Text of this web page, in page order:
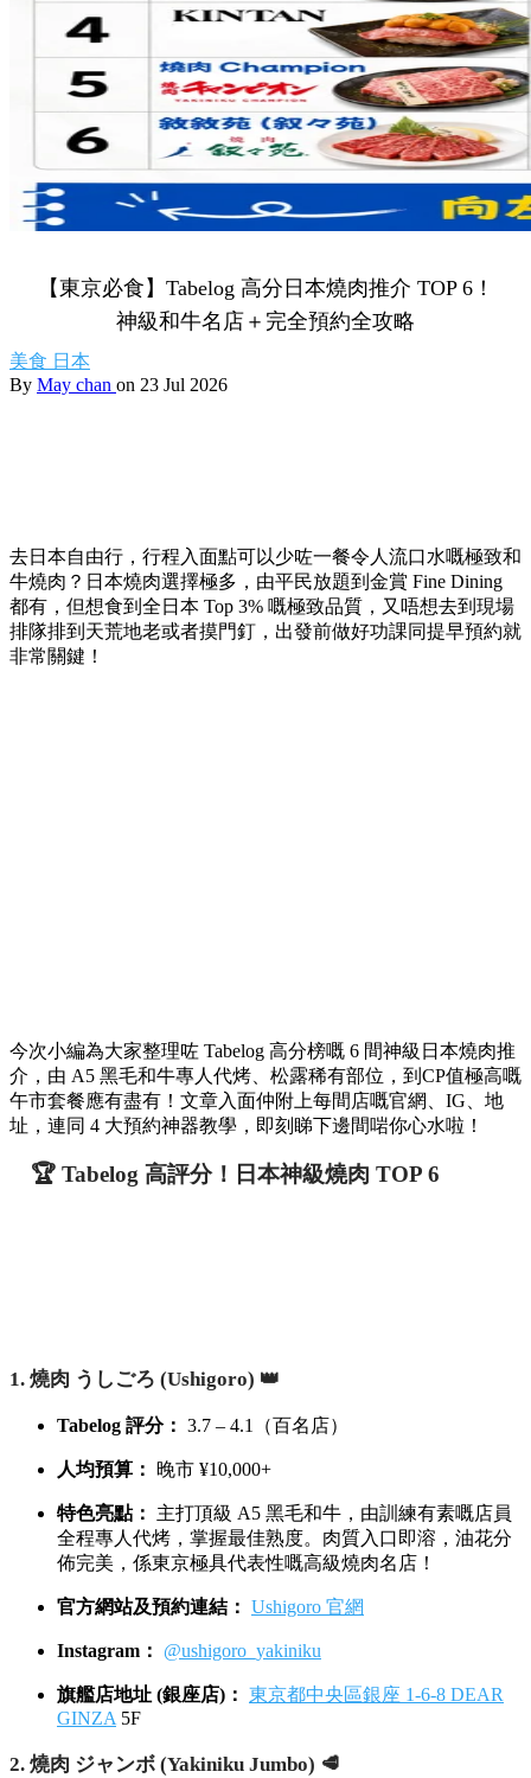
【東京必食】Tabelog 高分日本燒肉推介 TOP 6！
神級和牛名店＋完全預約全攻略
美食 日本
By May chan on 23 Jul 2026
去日本自由行，行程入面點可以少咗一餐令人流口水嘅極致和
牛燒肉？日本燒肉選擇極多，由平民放題到金賞 Fine Dining
都有，但想食到全日本 Top 3% 嘅極致品質，又唔想去到現場
排隊排到天荒地老或者摸門釘，出發前做好功課同提早預約就
非常關鍵！
今次小編為大家整理咗 Tabelog 高分榜嘅 6 間神級日本燒肉推
介，由 A5 黑毛和牛專人代烤、松露稀有部位，到CP值極高嘅
午市套餐應有盡有！文章入面仲附上每間店嘅官網、IG、地
址，連同 4 大預約神器教學，即刻睇下邊間啱你心水啦！
🏆 Tabelog 高評分！日本神級燒肉 TOP 6
1. 燒肉 うしごろ (Ushigoro) 👑
Tabelog 評分： 3.7 – 4.1（百名店）
人均預算： 晚市 ¥10,000+
特色亮點：
主打頂級 A5 黑毛和牛，由訓練有素嘅店員
全程專人代烤，掌握最佳熟度。肉質入口即溶，油花分
佈完美，係東京極具代表性嘅高級燒肉名店！
官方網站及預約連結： Ushigoro 官網
Instagram： @ushigoro_yakiniku
旗艦店地址 (銀座店)： 東京都中央區銀座 1-6-8 DEAR
GINZA 5F
2. 燒肉 ジャンボ (Yakiniku Jumbo) 🥩